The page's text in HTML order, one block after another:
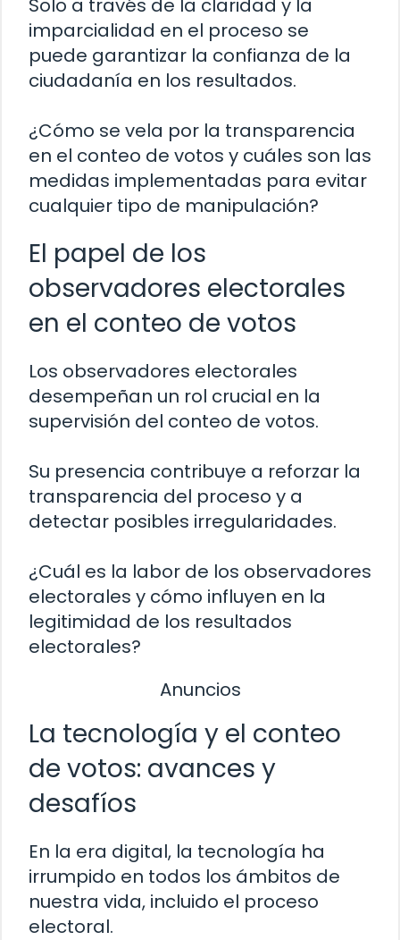
Solo a través de la claridad y la
imparcialidad en el proceso se
puede garantizar la confianza de la
ciudadanía en los resultados.
¿Cómo se vela por la transparencia
en el conteo de votos y cuáles son las
medidas implementadas para evitar
cualquier tipo de manipulación?
El papel de los
observadores electorales
en el conteo de votos
Los observadores electorales
desempeñan un rol crucial en la
supervisión del conteo de votos.
Su presencia contribuye a reforzar la
transparencia del proceso y a
detectar posibles irregularidades.
¿Cuál es la labor de los observadores
electorales y cómo influyen en la
legitimidad de los resultados
electorales?
Anuncios
La tecnología y el conteo
de votos: avances y
desafíos
En la era digital, la tecnología ha
irrumpido en todos los ámbitos de
nuestra vida, incluido el proceso
electoral.